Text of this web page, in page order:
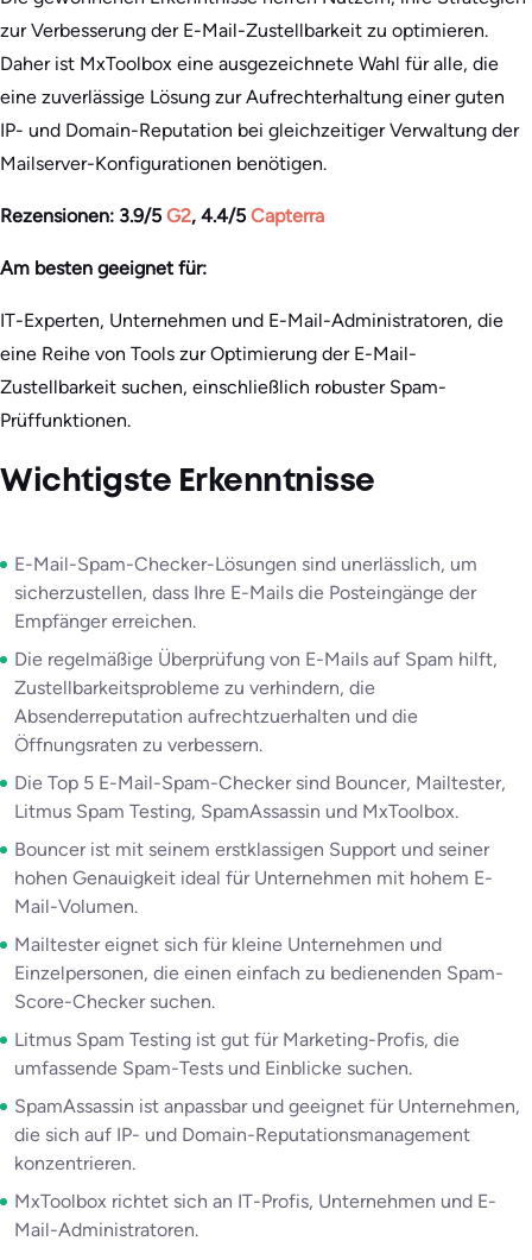
zur Verbesserung der E-Mail-Zustellbarkeit zu optimieren.
Daher ist MxToolbox eine ausgezeichnete Wahl für alle, die
eine zuverlässige Lösung zur Aufrechterhaltung einer guten
IP- und Domain-Reputation bei gleichzeitiger Verwaltung der
Mailserver-Konfigurationen benötigen.
Rezensionen: 3.9/5 G2, 4.4/5 Capterra
Am besten geeignet für:
IT-Experten, Unternehmen und E-Mail-Administratoren, die
eine Reihe von Tools zur Optimierung der E-Mail-
Zustellbarkeit suchen, einschließlich robuster Spam-
Prüffunktionen.
Wichtigste Erkenntnisse
E-Mail-Spam-Checker-Lösungen sind unerlässlich, um
sicherzustellen, dass Ihre E-Mails die Posteingänge der
Empfänger erreichen.
Die regelmäßige Überprüfung von E-Mails auf Spam hilft,
Zustellbarkeitsprobleme zu verhindern, die
Absenderreputation aufrechtzuerhalten und die
Öffnungsraten zu verbessern.
Die Top 5 E-Mail-Spam-Checker sind Bouncer, Mailtester,
Litmus Spam Testing, SpamAssassin und MxToolbox.
Bouncer ist mit seinem erstklassigen Support und seiner
hohen Genauigkeit ideal für Unternehmen mit hohem E-
Mail-Volumen.
Mailtester eignet sich für kleine Unternehmen und
Einzelpersonen, die einen einfach zu bedienenden Spam-
Score-Checker suchen.
Litmus Spam Testing ist gut für Marketing-Profis, die
umfassende Spam-Tests und Einblicke suchen.
SpamAssassin ist anpassbar und geeignet für Unternehmen,
die sich auf IP- und Domain-Reputationsmanagement
konzentrieren.
MxToolbox richtet sich an IT-Profis, Unternehmen und E-
Mail-Administratoren.